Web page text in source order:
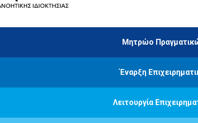
Μητρώο
Έναρξη
Λειτουργία